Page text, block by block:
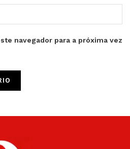
navegador para a próxima vez